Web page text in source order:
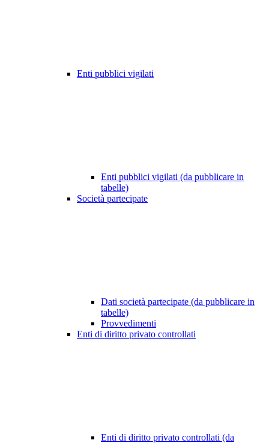
Enti pubblici vigilati
Enti pubblici vigilati (da pubblicare in
tabelle)
Società partecipate
Dati società partecipate (da pubblicare in
tabelle)
Provvedimenti
Enti di diritto privato controllati
Enti di diritto privato controllati (da